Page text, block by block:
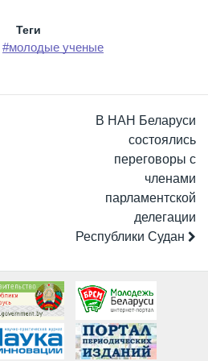
Теги
#молодые ученые
В НАН Беларуси
состоялись
переговоры с
членами
парламентской
делегации
Республики Судан